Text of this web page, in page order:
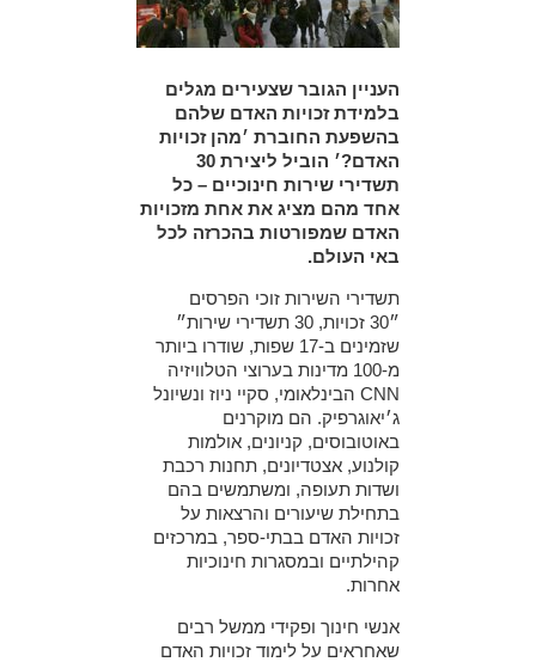
העניין הגובר שצעירים מגלים
בלמידת זכויות האדם שלהם
בהשפעת החוברת ׳מהן זכויות
האדם?׳
הוביל ליצירת 30
תשדירי שירות חינוכיים – כל
אחד מהם מציג את אחת מזכויות
האדם שמפורטות בהכרזה לכל
באי העולם.
תשדירי השירות זוכי הפרסים
״30 זכויות, 30 תשדירי שירות״
שזמינים ב-17 שפות, שודרו ביותר
מ-100 מדינות בערוצי הטלוויזיה
CNN הבינלאומי, סקיי ניוז ונשיונל
ג׳יאוגרפיק. הם מוקרנים
באוטובוסים, קניונים, אולמות
קולנוע, אצטדיונים, תחנות רכבת
ושדות תעופה, ומשתמשים בהם
בתחילת שיעורים והרצאות על
זכויות האדם בבתי-ספר, במרכזים
קהילתיים ובמסגרות חינוכיות
אחרות.
אנשי חינוך ופקידי ממשל רבים
שאחראים על לימוד זכויות האדם